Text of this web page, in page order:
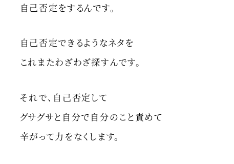
自己否定をするんです。
自己否定できるようなネタを
これまたわざわざ探すんです。
それで、自己否定して
グサグサと自分で自分のこと責めて
辛がって力をなくします。